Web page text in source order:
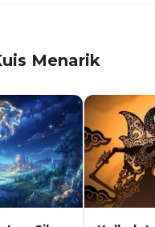
Menarik